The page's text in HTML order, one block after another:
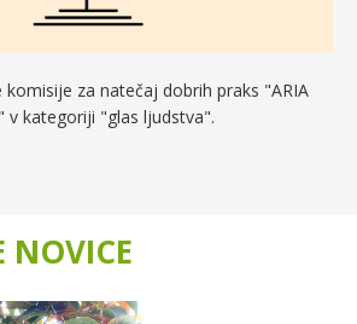
komisije za natečaj dobrih praks "ARIA
v kategoriji "glas ljudstva".
NOVICE